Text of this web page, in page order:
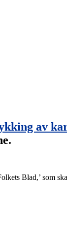
av
Blad,’ som